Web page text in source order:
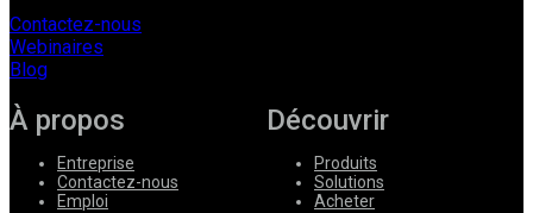
Fournisseurs
Contactez-nous
Webinaires
Blog
À propos
Entreprise
Contactez-nous
Emploi
Découvrir
Produits
Solutions
Acheter